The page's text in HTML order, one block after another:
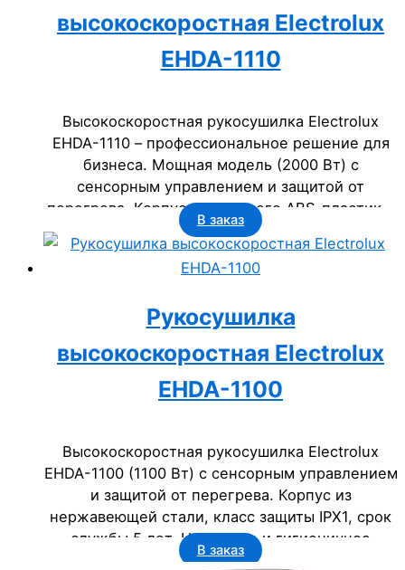
высокоскоростная Electrolux
EHDA-1110
Высокоскоростная рукосушилка Electrolux
EHDA-1110 – профессиональное решение для
бизнеса. Мощная модель (2000 Вт) с
сенсорным управлением и защитой от
перегрева. Корпус из прочного ABS-пластика,
класс защиты IPX4. Срок службы 5 лет.
Идеальна для офисов, гостиниц, медицинских
и государственных учреждений, где важна
В заказ
Рукосушилка
высокоскоростная Electrolux
EHDA-1100
Высокоскоростная рукосушилка Electrolux
EHDA-1100 (1100 Вт) с сенсорным управлением
и защитой от перегрева. Корпус из
нержавеющей стали, класс защиты IPX1, срок
службы 5 лет. Надежное и гигиеничное
решение для бизнеса: офисов, гостиниц,
В заказ